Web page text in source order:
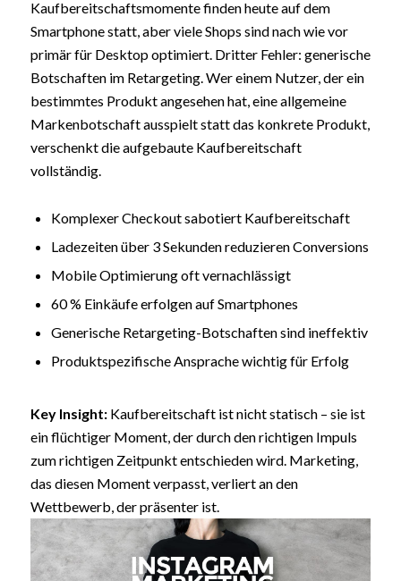
Kaufbereitschaftsmomente finden heute auf dem
Smartphone statt, aber viele Shops sind nach wie vor
primär für Desktop optimiert. Dritter Fehler: generische
Botschaften im Retargeting. Wer einem Nutzer, der ein
bestimmtes Produkt angesehen hat, eine allgemeine
Markenbotschaft ausspielt statt das konkrete Produkt,
verschenkt die aufgebaute Kaufbereitschaft
vollständig.
Komplexer Checkout sabotiert Kaufbereitschaft
Ladezeiten über 3 Sekunden reduzieren Conversions
Mobile Optimierung oft vernachlässigt
60 % Einkäufe erfolgen auf Smartphones
Generische Retargeting-Botschaften sind ineffektiv
Produktspezifische Ansprache wichtig für Erfolg
Key Insight:Kaufbereitschaft ist nicht statisch – sie ist
ein flüchtiger Moment, der durch den richtigen Impuls
zum richtigen Zeitpunkt entschieden wird. Marketing,
das diesen Moment verpasst, verliert an den
Wettbewerb, der präsenter ist.